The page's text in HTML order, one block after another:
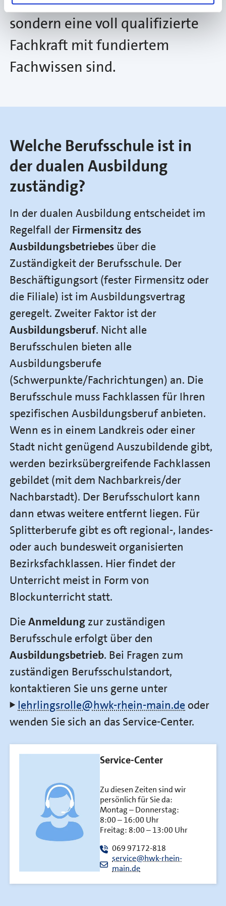
sondern eine voll qualifizierte
Fachkraft mit fundiertem
Fachwissen sind.
Welche Berufsschule ist in
der dualen Ausbildung
zuständig?
In der dualen Ausbildung entscheidet im
Regelfall der Firmensitz des
Ausbildungsbetriebes über die
Zuständigkeit der Berufsschule. Der
Beschäftigungsort (fester Firmensitz oder
die Filiale) ist im Ausbildungsvertrag
geregelt. Zweiter Faktor ist der
Ausbildungsberuf. Nicht alle
Berufsschulen bieten alle
Ausbildungsberufe
(Schwerpunkte/Fachrichtungen) an. Die
Berufsschule muss Fachklassen für Ihren
spezifischen Ausbildungsberuf anbieten.
Wenn es in einem Landkreis oder einer
Stadt nicht genügend Auszubildende gibt,
werden bezirksübergreifende Fachklassen
gebildet (mit dem Nachbarkreis/der
Nachbarstadt). Der Berufsschulort kann
dann etwas weitere entfernt liegen. Für
Splitterberufe gibt es oft regional-, landes-
oder auch bundesweit organisierten
Bezirksfachklassen. Hier findet der
Unterricht meist in Form von
Blockunterricht statt.
DieAnmeldung zur zuständigen
Berufsschule erfolgt über den
Ausbildungsbetrieb. Bei Fragen zum
zuständigen Berufsschulstandort,
kontaktieren Sie uns gerne unter
lehrlingsrolle@hwk-rhein-main.de oder
wenden Sie sich an das Service-Center.
Service-Center
Zu diesen Zeiten sind wir
persönlich für Sie da:
Montag – Donnerstag:
8:00 – 16:00 Uhr
Freitag: 8:00 – 13:00 Uhr
069 97172-818
service@hwk-rhein-
main.de